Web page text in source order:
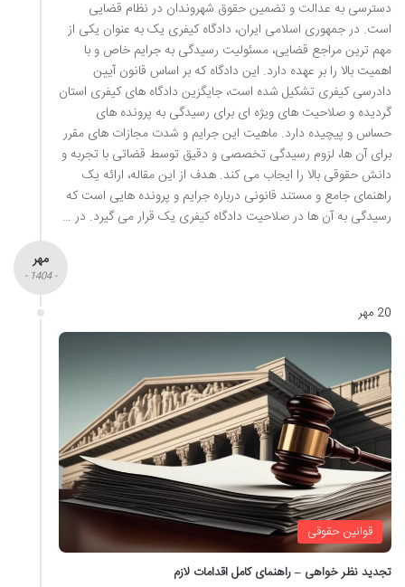
دسترسی به عدالت و تضمین حقوق شهروندان در نظام قضایی
است. در جمهوری اسلامی ایران، دادگاه کیفری یک به عنوان یکی از
مهم ترین مراجع قضایی، مسئولیت رسیدگی به جرایم خاص و با
اهمیت بالا را بر عهده دارد. این دادگاه که بر اساس قانون آیین
دادرسی کیفری تشکیل شده است، جایگزین دادگاه های کیفری استان
گردیده و صلاحیت های ویژه ای برای رسیدگی به پرونده های
حساس و پیچیده دارد. ماهیت این جرایم و شدت مجازات های مقرر
برای آن ها، لزوم رسیدگی تخصصی و دقیق توسط قضاتی با تجربه و
دانش حقوقی بالا را ایجاب می کند. هدف از این مقاله، ارائه یک
راهنمای جامع و مستند قانونی درباره جرایم و پرونده هایی است که
رسیدگی به آن ها در صلاحیت دادگاه کیفری یک قرار می گیرد. در …
مهر
- 1404 -
20 مهر
قوانین حقوقی
تجدید نظر خواهی – راهنمای کامل اقدامات لازم